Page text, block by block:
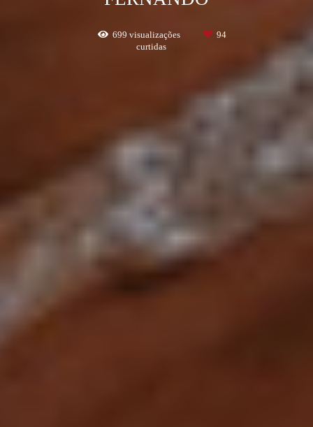
699 visualizações
94
curtidas